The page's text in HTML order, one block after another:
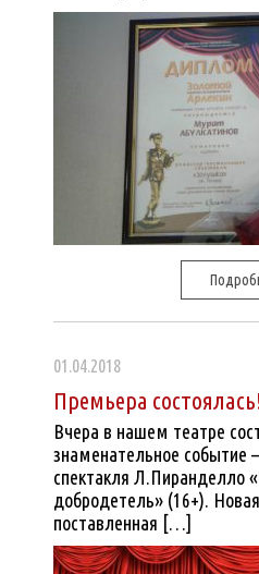
01.04.2018
Премьера
Вчера в нашем театре
знаменательное событие
спектакля Л.Пиранделло
добродетель» (16+).
поставленная […]